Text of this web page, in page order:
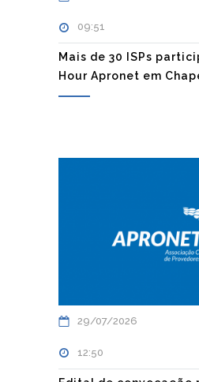
09:51
Mais de 30 ISPs
Hour Apronet em
29/07/2026
12:50